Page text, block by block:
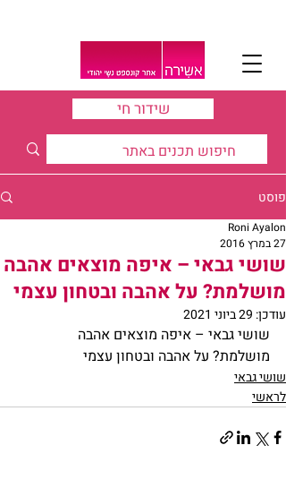
שידור חי
פוסט
שושי גבאי – איפה מוצאים אהבה
מושלמת? על אהבה ובטחון עצמי
Roni Ayalon
27 במרץ 2016
עודכן: 29 ביוני 2021
שושי גבאי – איפה מוצאים אהבה
מושלמת? על אהבה ובטחון עצמי
שושי גבאי
לראשי